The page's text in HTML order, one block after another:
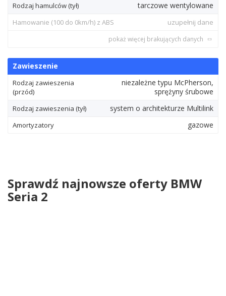
Rodzaj hamulców (tył) tarczowe wentylowane
Hamowanie (100 do 0km/h) z ABS uzupełnij dane
pokaż więcej brakujących danych
Zawieszenie
Rodzaj zawieszenia
(przód)
niezależne typu McPherson,
sprężyny śrubowe
Rodzaj zawieszenia (tył) system o architekturze Multilink
Amortyzatory gazowe
Sprawdź najnowsze oferty BMW
Seria 2